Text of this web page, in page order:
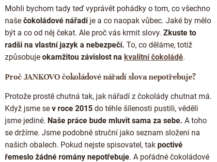
Mohli bychom tady teď vyprávět pohádky o tom, co všechno
naše čokoládové nářadíje a co naopak vůbec. Jaké by mělo
být a co od něj čekat. Ale proč vás krmit slovy. Zkuste to
radši na vlastní jazyk a nebezpečí. To, co děláme, totiž
způsobuje okamžitou závislost na kvalitní čokoládě.
Proč JANKOVO čokoládové nářadí slova nepotřebuje?
Protože prostě chutná tak, jak nářadí z čokolády chutnat má.
Když jsme se v roce 2015 do téhle šílenosti pustili, věděli
jsme jediné. Naše práce bude mluvit sama za sebe. A toho
se držíme. Jsme podobně struční jako seznam složení na
našich obalech. Pokud nejste spisovatel, tak poctivé
řemeslo žádné romány nepotřebuje. A pořádné čokoládové